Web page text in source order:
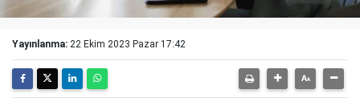
Yayınlanma: 22 Ekim 2023 Pazar 17:42